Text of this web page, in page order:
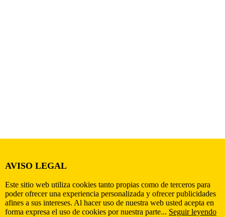
AVISO LEGAL
Este sitio web utiliza cookies tanto propias como de terceros para
poder ofrecer una experiencia personalizada y ofrecer publicidades
afines a sus intereses. Al hacer uso de nuestra web usted acepta en
forma expresa el uso de cookies por nuestra parte... Seguir leyendo